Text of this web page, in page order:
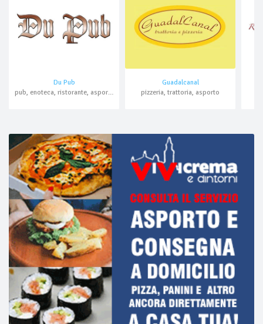
Du Pub
pub, enoteca, ristorante, asporto
Guadalcanal
pizzeria, trattoria, asporto